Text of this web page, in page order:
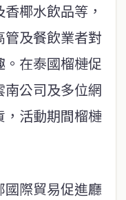
椰水飲品等，
及餐飲業者對
在泰國榴槤促
公司及多位網
活動期間榴槤
國際貿易促進廳